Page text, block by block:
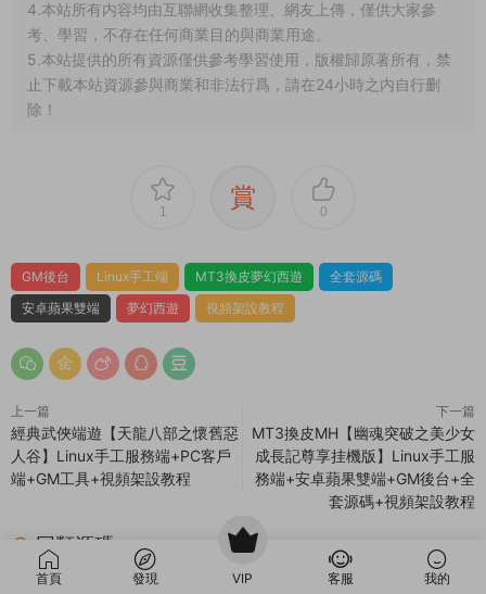
部分服務端程序運行後報錯閃退或其他不正常的
解決方法？
1.本文部分内容轉載自其它媒體，但并不代表本站贊同其觀點
2.若您需要商業運營或用于其他商業活動，請您購買正版授權并
合法使用。
3.如果本站有侵犯、不妥之處的資源，請在網站最下方聯系我
4.本站所有内容均由互聯網收集整理、網友上傳，僅供大家參
5.本站提供的所有資源僅供參考學習使用，版權歸原著所有，禁
止下載本站資源參與商業和非法行爲，請在24小時之内自行删
除！
賞
首頁 發現 VIP 客服 我的